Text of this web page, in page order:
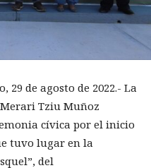
29 de agosto de 2022.- La
Tziu Muñoz
cívica por el inicio
tuvo lugar en la
del